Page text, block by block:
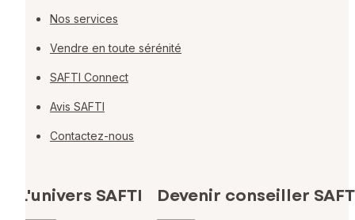
Nos services
Vendre en toute sérénité
SAFTI Connect
Avis SAFTI
Contactez-nous
L'univers SAFTI Devenir conseiller